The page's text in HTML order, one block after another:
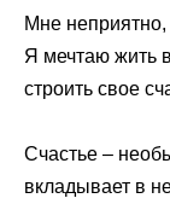
Мне неприятно,
Я мечтаю жить
строить свое
Счастье –
вкладывает в